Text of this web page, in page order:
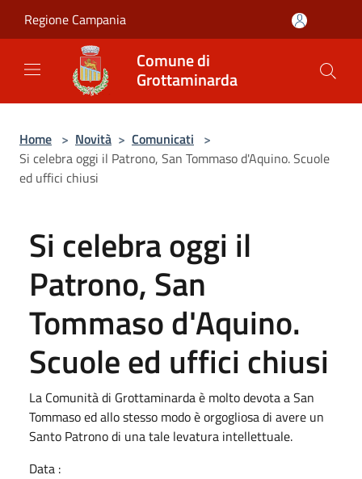
Regione Campania
Comune di
Grottaminarda
Home > Novità > Comunicati >
Si celebra oggi il Patrono, San Tommaso d'Aquino. Scuole
ed uffici chiusi
Si celebra oggi il
Patrono, San
Tommaso d'Aquino.
Scuole ed uffici chiusi
La Comunità di Grottaminarda è molto devota a San
Tommaso ed allo stesso modo è orgogliosa di avere un
Santo Patrono di una tale levatura intellettuale.
Data :